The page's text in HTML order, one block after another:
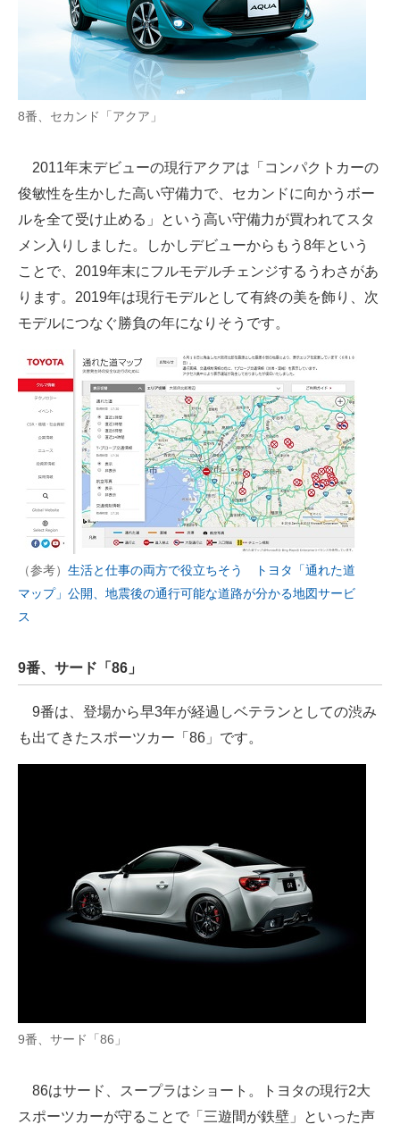
8番、セカンド「アクア」
2011年末デビューの現行アクアは「コンパクトカーの
俊敏性を生かした高い守備力で、セカンドに向かうボー
ルを全て受け止める」という高い守備力が買われてスタ
メン入りしました。しかしデビューからもう8年という
ことで、2019年末にフルモデルチェンジするうわさがあ
ります。2019年は現行モデルとして有終の美を飾り、次
モデルにつなぐ勝負の年になりそうです。
（参考） 生活と仕事の両方で役立ちそう トヨタ「通れた道
マップ」公開、地震後の通行可能な道路が分かる地図サービ
ス
9番、サード「86」
9番は、登場から早3年が経過しベテランとしての渋み
も出てきたスポーツカー「86」です。
9番、サード「86」
86はサード、スープラはショート。トヨタの現行2大
スポーツカーが守ることで「三遊間が鉄壁」といった声